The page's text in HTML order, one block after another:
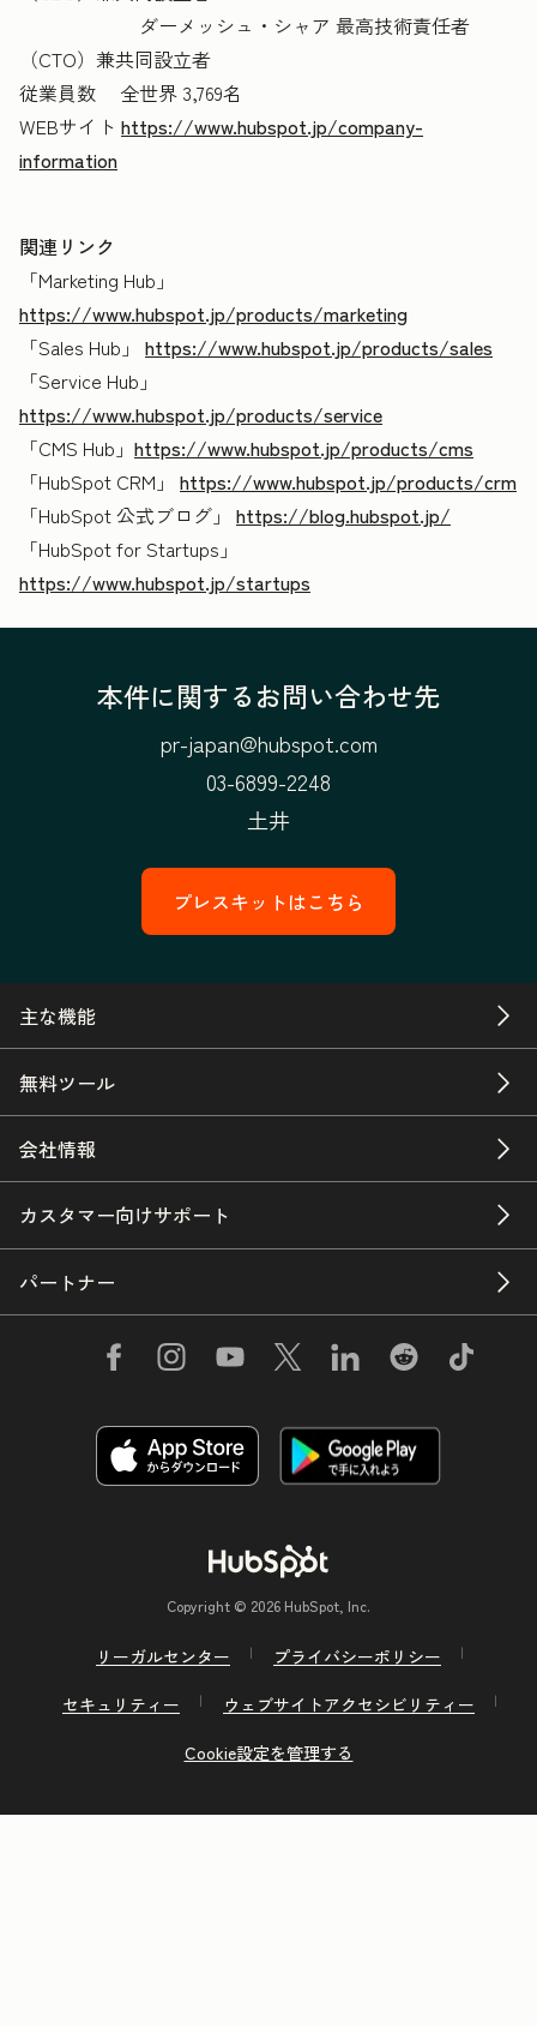
ダーメッシュ・シャア 最高技術責任者
（CTO）兼共同設立者
従業員数 全世界 3,769名
WEBサイト https://www.hubspot.jp/company-
information
関連リンク
「Marketing Hub」
https://www.hubspot.jp/products/marketing
「Sales Hub」 https://www.hubspot.jp/products/sales
「Service Hub」
https://www.hubspot.jp/products/service
「CMS Hub」 https://www.hubspot.jp/products/cms
「HubSpot CRM」 https://www.hubspot.jp/products/crm
「HubSpot 公式ブログ」 https://blog.hubspot.jp/
「HubSpot for Startups」
https://www.hubspot.jp/startups
本件に関するお問い合わせ先
pr-japan@hubspot.com
03-6899-2248
土井
プレスキットはこちら
主な機能
無料ツール
会社情報
カスタマー向けサポート
パートナー
Copyright © 2026 HubSpot, Inc.
リーガルセンター
プライバシーポリシー
セキュリティー
ウェブサイトアクセシビリティー
Cookie設定を管理する